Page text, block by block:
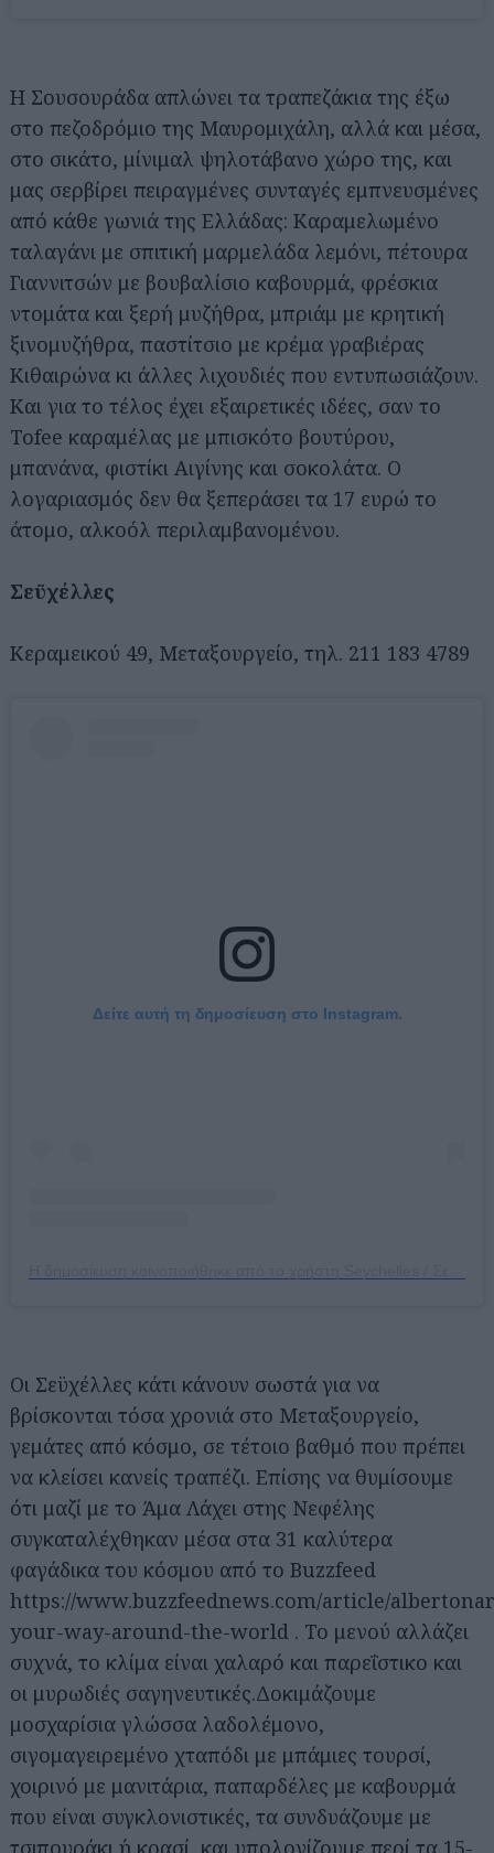
Η Σουσουράδα απλώνει τα τραπεζάκια της έξω
στο πεζοδρόμιο της Μαυρομιχάλη, αλλά και μέσα,
στο σικάτο, μίνιμαλ ψηλοτάβανο χώρο της, και
μας σερβίρει πειραγμένες συνταγές εμπνευσμένες
από κάθε γωνιά της Ελλάδας: Καραμελωμένο
ταλαγάνι με σπιτική μαρμελάδα λεμόνι, πέτουρα
Γιαννιτσών με βουβαλίσιο καβουρμά, φρέσκια
ντομάτα και ξερή μυζήθρα, μπριάμ με κρητική
ξινομυζήθρα, παστίτσιο με κρέμα γραβιέρας
Κιθαιρώνα κι άλλες λιχουδιές που εντυπωσιάζουν.
Και για το τέλος έχει εξαιρετικές ιδέες, σαν το
Tofee καραμέλας με μπισκότο βουτύρου,
μπανάνα, φιστίκι Αιγίνης και σοκολάτα. Ο
λογαριασμός δεν θα ξεπεράσει τα 17 ευρώ το
άτομο, αλκοόλ περιλαμβανομένου.
Σεϋχέλλες
Κεραμεικού 49, Μεταξουργείο, τηλ. 211 183 4789
Δείτε αυτή τη δημοσίευση στο Instagram.
Οι Σεϋχέλλες κάτι κάνουν σωστά για να
βρίσκονται τόσα χρονιά στο Μεταξουργείο,
γεμάτες από κόσμο, σε τέτοιο βαθμό που πρέπει
να κλείσει κανείς τραπέζι. Επίσης να θυμίσουμε
ότι μαζί με το Άμα Λάχει στης Νεφέλης
συγκαταλέχθηκαν μέσα στα 31 καλύτερα
φαγάδικα του κόσμου από το Buzzfeed
https://www.buzzfeednews.com/article/
your-way-around-the-world . Το μενού αλλάζει
συχνά, το κλίμα είναι χαλαρό και παρεΐστικο και
οι μυρωδιές σαγηνευτικές.Δοκιμάζουμε
μοσχαρίσια γλώσσα λαδολέμονο,
σιγομαγειρεμένο χταπόδι με μπάμιες τουρσί,
χοιρινό με μανιτάρια, παπαρδέλες με καβουρμά
που είναι συγκλονιστικές, τα συνδυάζουμε με